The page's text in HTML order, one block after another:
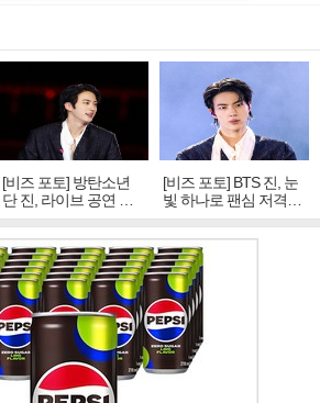
[비즈 포토] 방탄소년
단 진, 라이브 공연 중
빛나는 독보적 아우라
[비즈 포토] BTS 진, 눈
빛 하나로 팬심 저격…
독보적 카리스마